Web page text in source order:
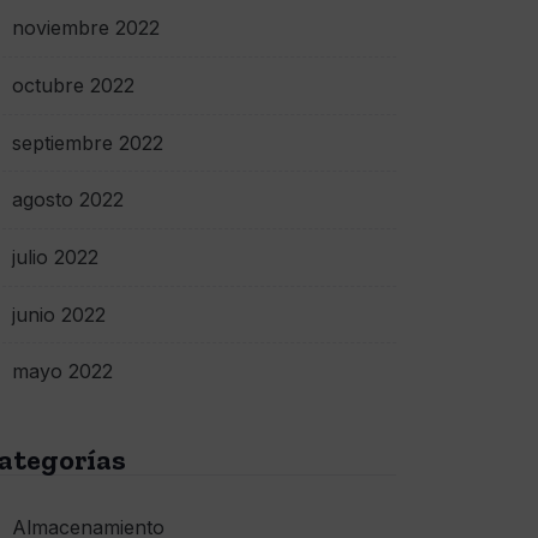
noviembre 2022
octubre 2022
septiembre 2022
agosto 2022
julio 2022
junio 2022
mayo 2022
Almacenamiento